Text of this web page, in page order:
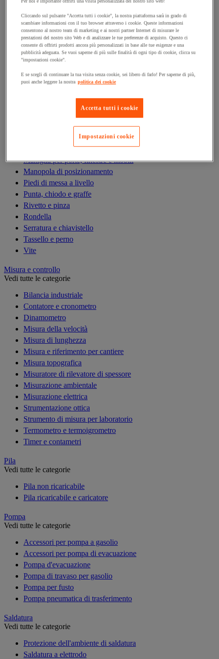
Antivibrazioni
Asta filettata
Boccola, inserto, molla e filetto riportato
Bullone
Calamita di fissaggio
Cardine, cerniera e bandella
Cerniera
Fascetta di serraggio
Ferramenta per l'arredamento
Giunto e clip circolare
Guarnizione per porte, finestre e cancelli
Maniglia per porte, finestre e mobili
Manopola di posizionamento
Piedi di messa a livello
Punta, chiodo e graffe
Rivetto e pinza
Rondella
Serratura e chiavistello
Tassello e perno
Vite
Misura e controllo
Vedi tutte le categorie
Bilancia industriale
Contatore e cronometro
Dinamometro
Misura della velocità
Misura di lunghezza
Misura e riferimento per cantiere
Misura topografica
Misuratore di rilevatore di spessore
Misurazione ambientale
Misurazione elettrica
Strumentazione ottica
Strumento di misura per laboratorio
Termometro e termoigrometro
Timer e contametri
Pila
Vedi tutte le categorie
Pila non ricaricabile
Pila ricaricabile e caricatore
Pompa
Vedi tutte le categorie
Accessori per pompa a gasolio
Accessori per pompa di evacuazione
Pompa d'evacuazione
Pompa di travaso per gasolio
Pompa per fusto
Pompa pneumatica di trasferimento
Saldatura
Vedi tutte le categorie
Protezione dell'ambiente di saldatura
Saldatura a elettrodo
Cliccando sul pulsante "Accetta tutti i cookie", la nostra piattaforma sarà in grado di
scambiare informazioni con il tuo browser attraverso i cookie. Queste informazioni
consentono al nostro team di marketing e ai nostri partner Internet di misurare le
prestazioni del nostro sito Web e di analizzare le tue preferenze di acquisto. Questo ci
consente di offrirti prodotti ancora più personalizzati in base alle tue esigenze e una
pubblicità adeguata. Se vuoi saperne di più sulle finalità di ogni tipo di cookie, clicca su
"impostazioni cookie".
E se scegli di continuare la tua visita senza cookie, sei libero di farlo! Per saperne di più,
puoi anche leggere la nostra politica dei cookie
Accetta tutti i cookie
Impostazioni cookie